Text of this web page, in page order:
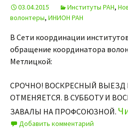
03.04.2015 Институты РАН,
волонтеры, ИНИОН РАН
В Сети координации
обращение координатора
Метлицкой:
СРОЧНО! ВОСКРЕСНЫЙ
ОТМЕНЯЕТСЯ. В СУББОТУ И
ЗАВАЛЫ НА ПРОФСОЮЗНОЙ.
Добавить комментарий